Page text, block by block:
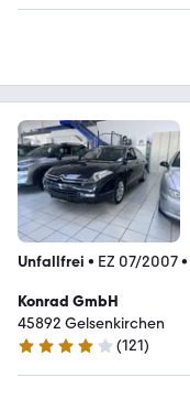
Unfallfrei • EZ 07/2007•
Konrad GmbH
45892 Gelsenkirchen
4.1 Sterne
(121)